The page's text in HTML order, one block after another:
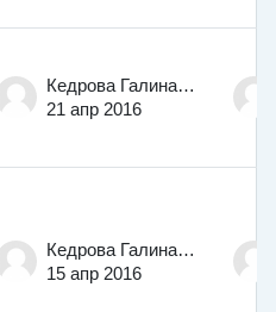
Кедрова Галина Евгеньевна
21 апр 2016
Кедрова Галина Евгеньевна
15 апр 2016